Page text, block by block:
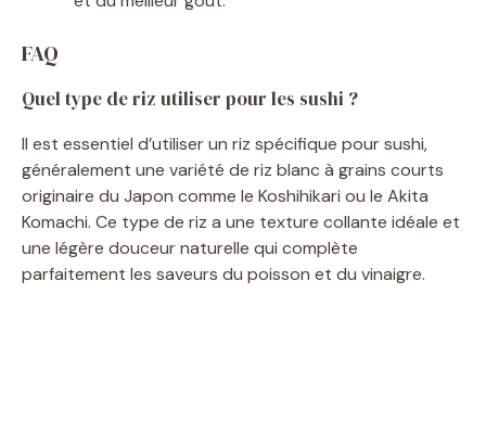
FAQ
Quel type de riz utiliser pour les sushi ?
Il est essentiel d’utiliser un riz spécifique pour sushi,
généralement une variété de riz blanc à grains courts
originaire du Japon comme le Koshihikari ou le Akita
Komachi. Ce type de riz a une texture collante idéale et
une légère douceur naturelle qui complète
parfaitement les saveurs du poisson et du vinaigre.